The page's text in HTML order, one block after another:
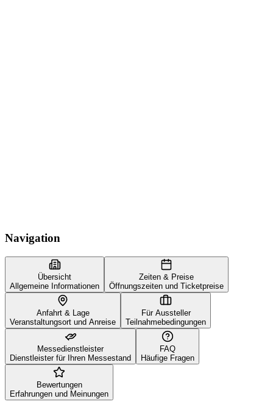
Navigation
Übersicht
Allgemeine Informationen
Zeiten & Preise
Öffnungszeiten und Ticketpreise
Anfahrt & Lage
Veranstaltungsort und Anreise
Für Aussteller
Teilnahmebedingungen
Messedienstleister
Dienstleister für Ihren Messestand
FAQ
Häufige Fragen
Bewertungen
Erfahrungen und Meinungen